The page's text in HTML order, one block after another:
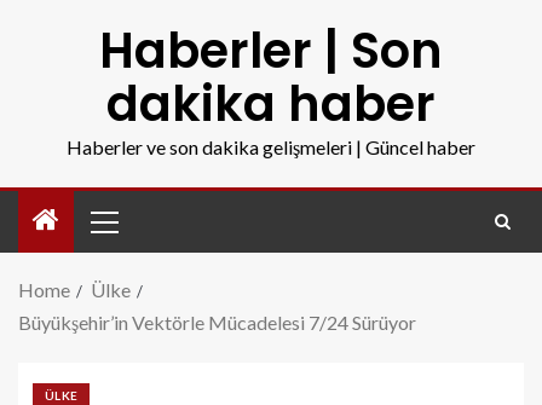
Haberler | Son
dakika haber
Haberler ve son dakika gelişmeleri | Güncel haber
Home
Ülke
Büyükşehir’in Vektörle Mücadelesi 7/24 Sürüyor
ÜLKE